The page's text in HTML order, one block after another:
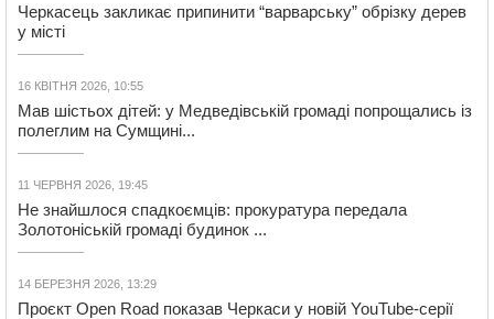
Черкасець закликає припинити “варварську” обрізку дерев
у місті
16 КВІТНЯ 2026, 10:55
Мав шістьох дітей: у Медведівській громаді попрощались із
полеглим на Сумщині...
11 ЧЕРВНЯ 2026, 19:45
Не знайшлося спадкоємців: прокуратура передала
Золотоніській громаді будинок ...
14 БЕРЕЗНЯ 2026, 13:29
Проєкт Open Road показав Черкаси у новій YouTube-серії